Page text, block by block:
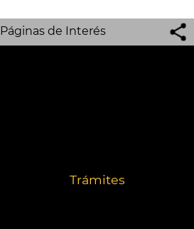
Páginas de Interés
Trámites